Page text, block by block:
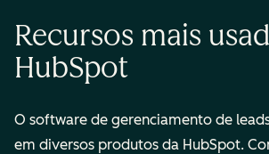
Recursos mais
HubSpot
O software de gerenciamento de
em diversos produtos da HubSpot.